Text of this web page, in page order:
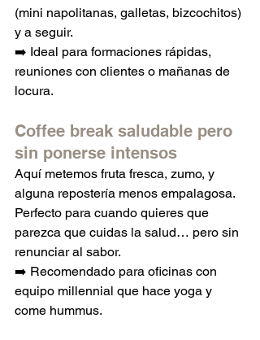
(mini napolitanas, galletas, bizcochitos)
y a seguir.
➡️ Ideal para formaciones rápidas,
reuniones con clientes o mañanas de
locura.
Coffee break saludable pero
sin ponerse intensos
Aquí metemos fruta fresca, zumo, y
alguna repostería menos empalagosa.
Perfecto para cuando quieres que
parezca que cuidas la salud… pero sin
renunciar al sabor.
➡️ Recomendado para oficinas con
equipo millennial que hace yoga y
come hummus.